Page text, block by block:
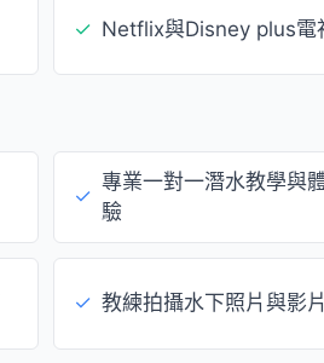
✓ Netflix與Disney plus電
✓
專業一對一潛水教學與
驗
✓ 教練拍攝水下照片與影片